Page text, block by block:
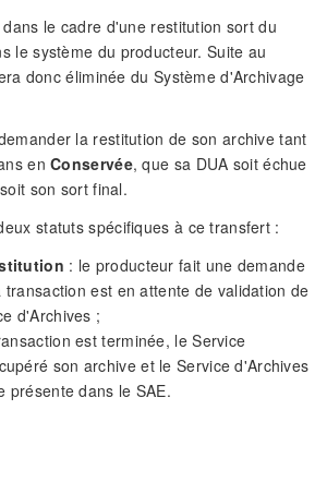
le cadre d'une restitution sort du
le système du producteur. Suite au
donc éliminée du Système d'Archivage
la restitution de son archive tant
enConservée, que sa DUA soit échue
son sort final.
statuts spécifiques à ce transfert :
: le producteur fait une demande
est en attente de validation de
d'Archives ;
est terminée, le Service
son archive et le Service d'Archives
présente dans le SAE.